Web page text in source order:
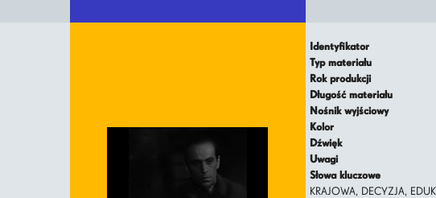
Identyfikator
Typ materiału
Rok produkcji
Długość materiału
Nośnik wyjściowy
Kolor
Dźwięk
Uwagi
Słowa kluczowe
KRAJOWA, DECYZJA,